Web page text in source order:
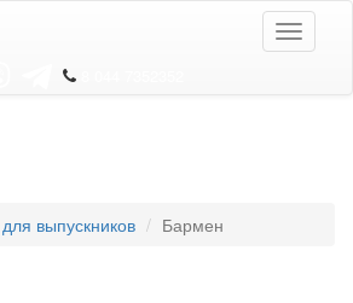
Toggle
выпускников Бармен